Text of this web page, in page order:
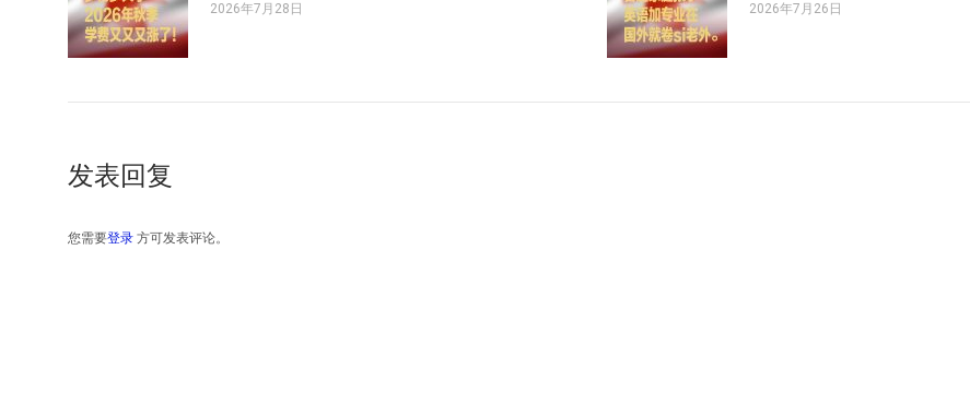
2026年7月28日 2026年7月26日
发表回复
您需要登录 方可发表评论。